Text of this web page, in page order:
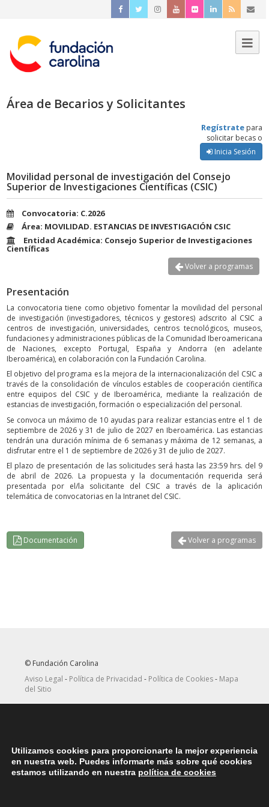
Área de Becarios y Solicitantes
Regístrate para
solicitar becas o
Inicia Sesión
Movilidad personal de investigación del Consejo
Superior de Investigaciones Científicas (CSIC)
Convocatoria: C.2026
Área: MOVILIDAD. ESTANCIAS DE INVESTIGACIÓN CSIC
Entidad Académica: Consejo Superior de Investigaciones
Científicas
Volver a programas
Presentación
La convocatoria tiene como objetivo fomentar la movilidad del personal
de investigación (investigadores, técnicos y gestores) adscrito al CSIC a
centros de investigación, universidades, centros tecnológicos, museos,
fundaciones y administraciones públicas de la Comunidad Iberoamericana
de Naciones, excepto Portugal, España y Andorra (en adelante
Iberoamérica), en colaboración con la Fundación Carolina.
El objetivo del programa es la mejora de la internacionalización del CSIC a
través de la consolidación de vínculos estables de cooperación científica
entre equipos del CSIC y de Iberoamérica, mediante la realización de
estancias de investigación, formación o especialización del personal.
Se convoca un máximo de 10 ayudas para realizar estancias entre el 1 de
septiembre de 2026 y 31 de julio de 2027 en Iberoamérica. Las estancias
tendrán una duración mínima de 6 semanas y máxima de 12 semanas, a
disfrutar entre el 1 de septiembre de 2026 y 31 de julio de 2027.
El plazo de presentación de las solicitudes será hasta las 23:59 hrs. del 9
de abril de 2026. La propuesta y la documentación requerida será
presentada por el/la solicitante del CSIC a través de la aplicación
telemática de convocatorias en la Intranet del CSIC.
Documentación Volver a programas
© Fundación Carolina
Aviso Legal - Política de Privacidad - Política de Cookies- Mapa
del Sitio
ASOCIACIONES
Contacta con la asociación de exbecarios de tu paísaquí
Utilizamos cookies para proporcionarte la mejor experiencia
en nuestra web. Puedes informarte más sobre qué cookies
estamos utilizando en nuestra política de cookies